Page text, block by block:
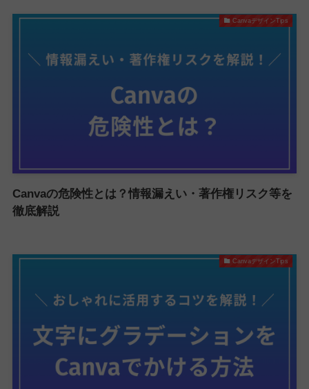
CanvaデザインTips
Canvaの危険性とは？情報漏えい・著作権リスク等を
徹底解説
CanvaデザインTips